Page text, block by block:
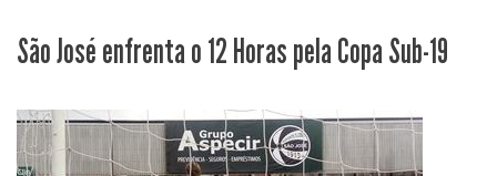
São José enfrenta o 12 Horas pela Copa Sub-19